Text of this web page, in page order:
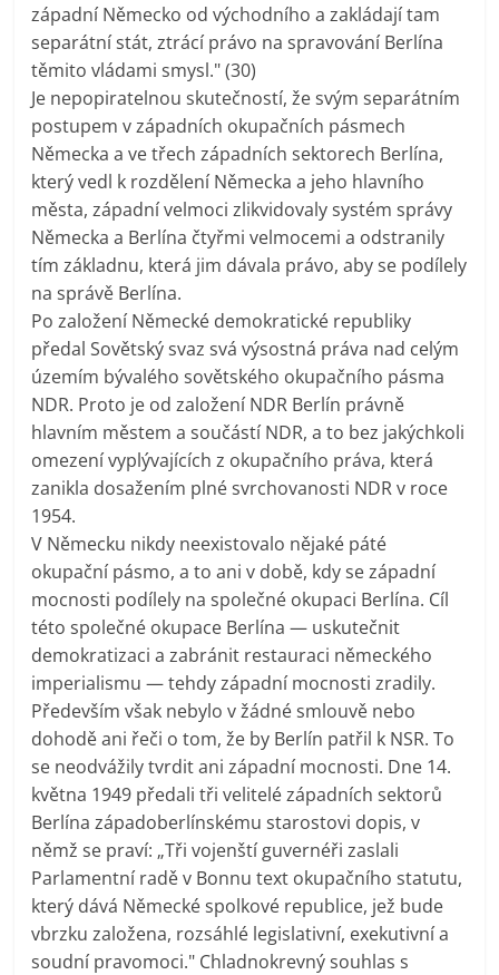
západní Německo od východního a zakládají tam
separátní stát, ztrácí právo na spravování Berlína
těmito vládami smysl." (30)
Je nepopiratelnou skutečností, že svým separátním
postupem v západních okupačních pásmech
Německa a ve třech západních sektorech Berlína,
který vedl k rozdělení Německa a jeho hlavního
města, západní velmoci zlikvidovaly systém správy
Německa a Berlína čtyřmi velmocemi a odstranily
tím základnu, která jim dávala právo, aby se podílely
na správě Berlína.
Po založení Německé demokratické republiky
předal Sovětský svaz svá výsostná práva nad celým
územím bývalého sovětského okupačního pásma
NDR. Proto je od založení NDR Berlín právně
hlavním městem a součástí NDR, a to bez jakýchkoli
omezení vyplývajících z okupačního práva, která
zanikla dosažením plné svrchovanosti NDR v roce
1954.
V Německu nikdy neexistovalo nějaké páté
okupační pásmo, a to ani v době, kdy se západní
mocnosti podílely na společné okupaci Berlína. Cíl
této společné okupace Berlína — uskutečnit
demokratizaci a zabránit restauraci německého
imperialismu — tehdy západní mocnosti zradily.
Především však nebylo v žádné smlouvě nebo
dohodě ani řeči o tom, že by Berlín patřil k NSR. To
se neodvážily tvrdit ani západní mocnosti. Dne 14.
května 1949 předali tři velitelé západních sektorů
Berlína západoberlínskému starostovi dopis, v
němž se praví: „Tři vojenští guvernéři zaslali
Parlamentní radě v Bonnu text okupačního statutu,
který dává Německé spolkové republice, jež bude
vbrzku založena, rozsáhlé legislativní, exekutivní a
soudní pravomoci." Chladnokrevný souhlas s